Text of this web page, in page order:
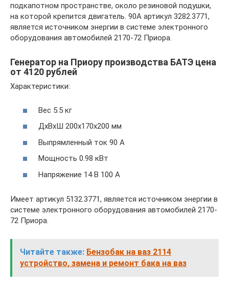
подкапотном пространстве, около резиновой подушки,
на которой крепится двигатель. 90А артикул 3282.3771,
является источником энергии в системе электронного
оборудования автомобилей 2170-72 Приора.
Генератор на Приору производства БАТЭ цена
от 4120 рублей
Характеристики:
Вес 5.5 кг
ДхВхШ 200х170х200 мм
Выпрямленный ток 90 А
Мощность 0.98 кВт
Напряжение 14 В 100 А
Имеет артикул 5132.3771, является источником энергии в
системе электронного оборудования автомобилей 2170-
72 Приора.
Читайте также: Бензобак на ваз 2114
устройство, замена и ремонт бака на ваз